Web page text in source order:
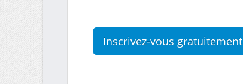
Inscrivez-vous gratuitement